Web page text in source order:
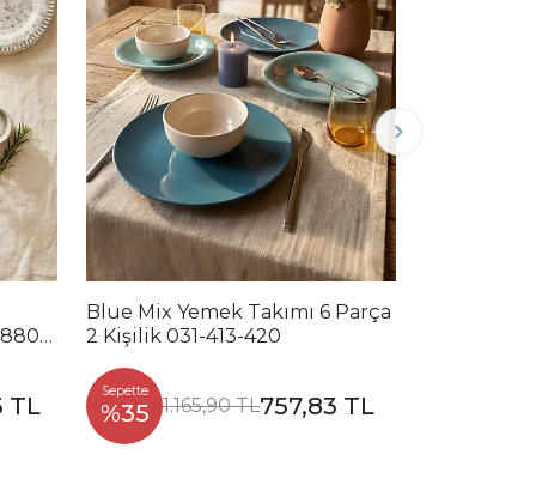
TL
Blue Mix Yemek Takımı 6 Parça
2 Kişilik 031-413-420
Sepette
%35 1.165,90 TL757,83 TL